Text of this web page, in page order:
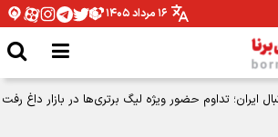
۱۶ مرداد ۱۴۰۵
ایران؛ تداوم حضور ویژه لیگ برتری‌ها در بازار داغ رفت